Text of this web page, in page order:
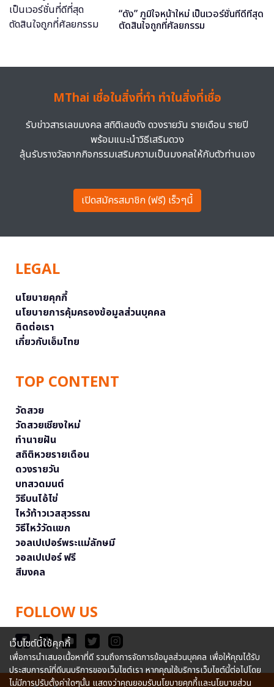
“ดัง” ภูมิใจหน้าใหม่ เป็นเวอร์ชั่นที่ดีที่สุด
ตัดสินใจถูกที่ศัลยกรรม
MThai เชื่อในสิ่งที่ทำ ทำในสิ่งที่เชื่อ
รับข่าวสารเลขมงคล สถิติเลขดัง ดวงรายวัน รายเดือน รายปี
พร้อมแนะนำวิธีเสริมดวง
ลุ้นรับรางวัลจากกิจกรรมเสริมความเป็นมงคลให้กับตัวท่านเอง
เปิดสมัครสมาชิก (ฟรี) เร็วๆนี้
LEGAL
นโยบายคุกกี้
นโยบายการคุ้มครองข้อมูลส่วนบุคคล
ติดต่อเรา
เกี่ยวกับเอ็มไทย
TOP CONTENT
วัดสวย
วัดสวยเชียงใหม่
ทำนายฝัน
สถิติหวยรายเดือน
ดวงรายวัน
บทสวดมนต์
วิธีบนไอ้ไข่
ไหว้ท้าวเวสสุวรรณ
วิธีไหว้วัดแขก
วอลเปเปอร์พระแม่ลักษมี
วอลเปเปอร์ ฟรี
สีมงคล
FOLLOW US
เว็บไซต์นี้ใช้คุกกี้
เพื่อการนำเสนอเนื้อหาที่ดี รวมถึงการจัดการข้อมูลส่วนบุคคล เพื่อให้คุณได้รับ
ประสบการณ์ที่ดีบนบริการของเว็บไซต์เรา หากคุณใช้บริการเว็บไซต์นี้ต่อไปโดย
ไม่มีการปรับตั้งค่าใดๆนั้น แสดงว่าคุณยอมรับนโยบายคุกกี้และนโยบายส่วน